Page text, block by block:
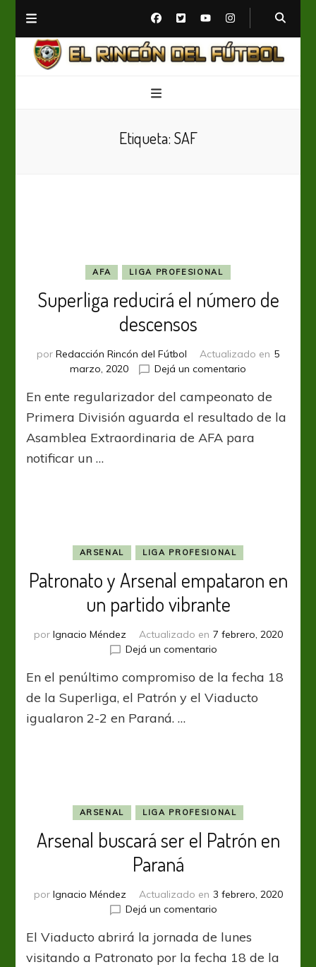
Etiqueta: SAF
AFA LIGA PROFESIONAL
Superliga reducirá el número de
descensos
por Redacción Rincón del Fútbol Actualizado en 5
marzo, 2020
Dejá un comentario
reducirá
el
de
En ente regularizador del campeonato de
Primera División aguarda el resultado de la
Asamblea Extraordinaria de AFA para
notificar un …
ARSENAL LIGA PROFESIONAL
Patronato y Arsenal empataron en
un partido vibrante
por Ignacio Méndez Actualizado en 7 febrero, 2020
Dejá un comentarioen
y
Arsenal
En el penúltimo compromiso de la fecha 18
de la Superliga, el Patrón y el Viaducto
igualaron 2-2 en Paraná. …
ARSENAL LIGA PROFESIONAL
Arsenal buscará ser el Patrón en
Paraná
por Ignacio Méndez Actualizado en 3 febrero, 2020
Dejá un comentarioen
buscará
ser
El Viaducto abrirá la jornada de lunes
visitando a Patronato por la fecha 18 de la